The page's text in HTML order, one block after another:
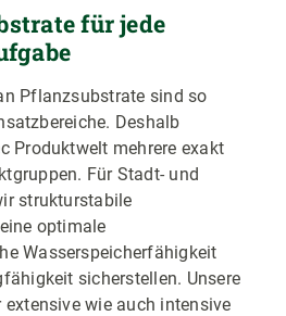
für jede
Pflanzsubstrate sind so
Deshalb
Produktwelt mehrere exakt
Für Stadt- und
strukturstabile
optimale
Wasserspeicherfähigkeit
sicherstellen. Unsere
wie auch intensive